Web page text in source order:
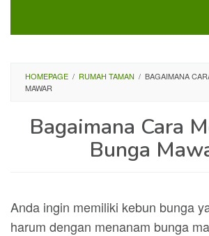
HOMEPAGE / RUMAH TAMAN / BAGAIMANA
MAWAR
Bagaimana Cara
Bunga
Anda ingin memiliki kebun bunga
harum dengan menanam bunga